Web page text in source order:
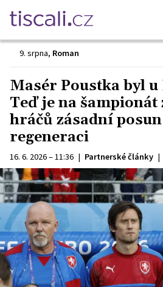
9. srpna, Roman
Masér Poustka byl u
Teď je na šampionát
hráčů zásadní
regeneraci
16. 6. 2026 – 11:36 | Partnerské články |